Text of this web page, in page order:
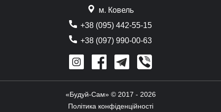
м. Ковель
+38 (095) 442-55-15
+38 (097) 990-00-63
«Будуй-Сам» © 2017 - 2026
Політика конфіденційності